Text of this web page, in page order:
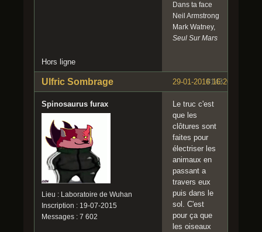
Dans ta face
Neil Armstrong
Mark Watney,
Seul Sur Mars
Hors ligne
#143
29-01-2016 16:20:30
Ulfric Sombrage
Spinosaurus furax
Lieu : Laboratoire de Wuhan
Inscription : 19-07-2015
Messages : 7 602
Le truc c'est
que les
clôtures sont
faites pour
électriser les
animaux en
passant a
travers eux
puis dans le
sol. C'est
pour ça que
les oiseaux